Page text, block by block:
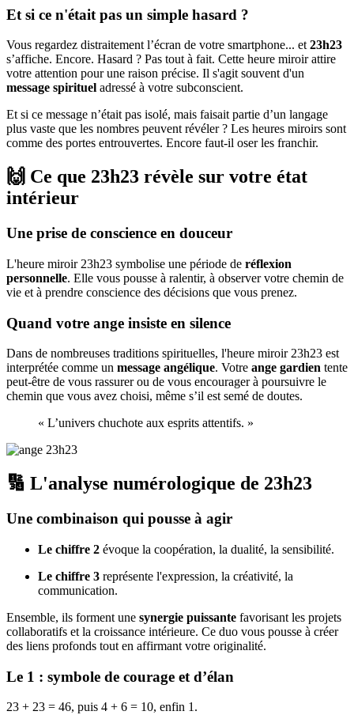
Et si ce n'était pas un simple hasard ?
Vous regardez distraitement l’écran de votre smartphone... et23h23
s’affiche. Encore. Hasard ? Pas tout à fait. Cette heure miroir attire
votre attention pour une raison précise. Il s'agit souvent d'un
message spirituel adressé à votre subconscient.
Et si ce message n’était pas isolé, mais faisait partie d’un langage
plus vaste que les nombres peuvent révéler ? Les heures miroirs sont
comme des portes entrouvertes. Encore faut-il oser les franchir.
🙌 Ce que 23h23 révèle sur votre état
intérieur
Une prise de conscience en douceur
L'heure miroir 23h23 symbolise une période de réflexion
personnelle. Elle vous pousse à ralentir, à observer votre chemin de
vie et à prendre conscience des décisions que vous prenez.
Quand votre ange insiste en silence
Dans de nombreuses traditions spirituelles, l'heure miroir 23h23 est
interprétée comme un message angélique. Votre ange gardien tente
peut-être de vous rassurer ou de vous encourager à poursuivre le
chemin que vous avez choisi, même s’il est semé de doutes.
« L’univers chuchote aux esprits attentifs. »
🔢 L'analyse numérologique de 23h23
Une combinaison qui pousse à agir
Le chiffre 2 évoque la coopération, la dualité, la sensibilité.
Le chiffre 3 représente l'expression, la créativité, la
communication.
Ensemble, ils forment une synergie puissante favorisant les projets
collaboratifs et la croissance intérieure. Ce duo vous pousse à créer
des liens profonds tout en affirmant votre originalité.
Le 1 : symbole de courage et d’élan
23 + 23 = 46, puis 4 + 6 = 10, enfin 1.